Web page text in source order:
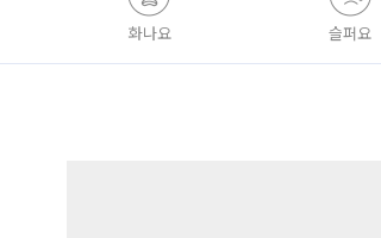
화나요 슬퍼요